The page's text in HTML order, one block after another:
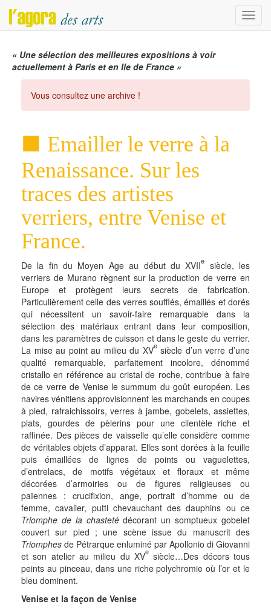
Menu
« Une sélection des meilleures expositions à voir
actuellement à Paris et en Ile de France »
Vous consultez une archive !
Emailler le verre à la
Renaissance. Sur les
traces des artistes
verriers, entre Venise et
France.
De la fin du Moyen Age au début du XVIIe siècle, les
verriers de Murano règnent sur la production de verre en
Europe et protègent leurs secrets de fabrication.
Particulièrement celle des verres soufflés, émaillés et dorés
qui nécessitent un savoir-faire remarquable dans la
sélection des matériaux entrant dans leur composition,
dans les paramètres de cuisson et dans le geste du verrier.
La mise au point au milieu du XVesiècle d’un verre d’une
qualité remarquable, parfaitement incolore, dénommé
cristallo en référence au cristal de roche, contribue à faire
de ce verre de Venise le summum du goût européen. Les
navires vénitiens approvisionnent les marchands en coupes
à pied, rafraichissoirs, verres à jambe, gobelets, assiettes,
plats, gourdes de pèlerins pour une clientèle riche et
raffinée. Des pièces de vaisselle qu’elle considère comme
de véritables objets d’apparat. Elles sont dorées à la feuille
puis émaillées de lignes de points ou vaguelettes,
d’entrelacs, de motifs végétaux et floraux et même
décorées d’armoiries ou de figures religieuses ou
païennes : crucifixion, ange, portrait d’homme ou de
femme, cavalier, putti chevauchant des dauphins ou ce
Triomphe de la chastetédécorant un somptueux gobelet
couvert sur pied ; une scène issue du manuscrit des
Triomphes de Pétrarque enluminé par Apollonio di Giovanni
et son atelier au milieu du XVe siècle…Des décors tous
peints au pinceau, dans une riche polychromie où l’or et le
bleu dominent.
Venise et la façon de Venise